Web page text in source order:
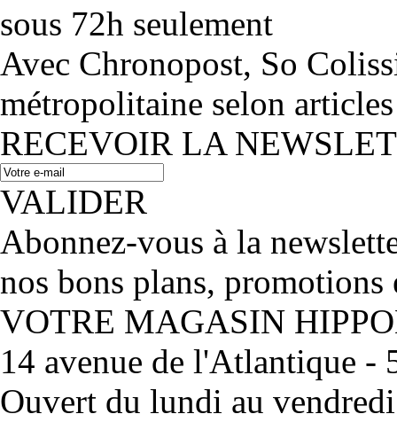
sous 72h seulement
Avec Chronopost, So
métropolitaine selon
RECEVOIR LA
VALIDER
Abonnez-vous à la
nos bons plans, promotions
VOTRE MAGASIN
14 avenue de l'Atlantique -
Ouvert du lundi au